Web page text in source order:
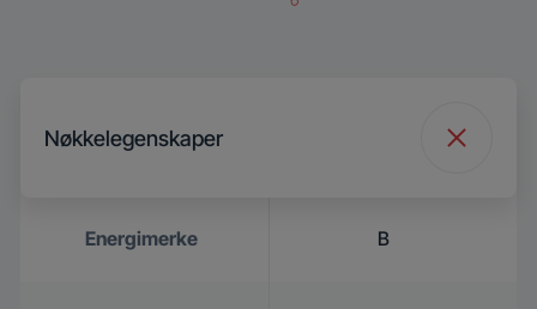
Nøkkelegenskaper
Energimerke B